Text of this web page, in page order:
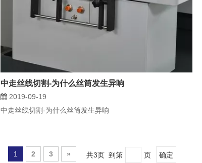
中走丝线切割-为什么丝筒发生异响
2019-09-19
中走丝线切割-为什么丝筒发生异响
1 2 3 » 共3页 到第 页 确定